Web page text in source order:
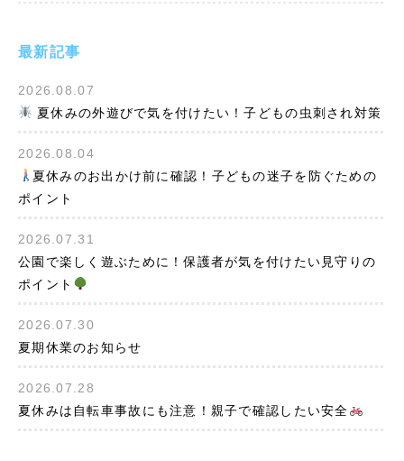
最新記事
2026.08.07
夏休みの外遊びで気を付けたい！子どもの虫刺され対策
2026.08.04
夏休みのお出かけ前に確認！子どもの迷子を防ぐための
ポイント
2026.07.31
公園で楽しく遊ぶために！保護者が気を付けたい見守りの
ポイント
2026.07.30
夏期休業のお知らせ
2026.07.28
夏休みは自転車事故にも注意！親子で確認したい安全